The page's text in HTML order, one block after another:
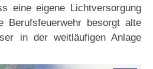
eine eigene Lichtversorgung
Berufsfeuerwehr besorgt alte
in der weitläufigen Anlage